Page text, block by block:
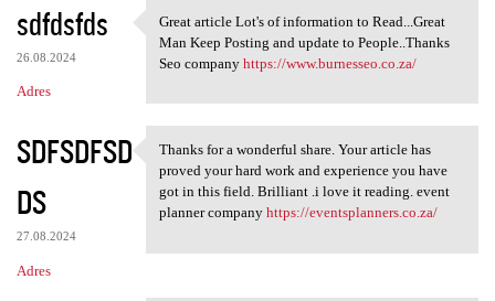
sdfdsfds
26.08.2024
Adres
Great article Lot's of
Great article Lot's of information to Read...Great
Man Keep Posting and update to People..Thanks
Seo company https://www.burnesseo.co.za/
SDFSDFSD
DS
27.08.2024
Adres
Thanks for a wonderful share.
Thanks for a wonderful share. Your article has
proved your hard work and experience you have
got in this field. Brilliant .i love it reading. event
planner company https://eventsplanners.co.za/